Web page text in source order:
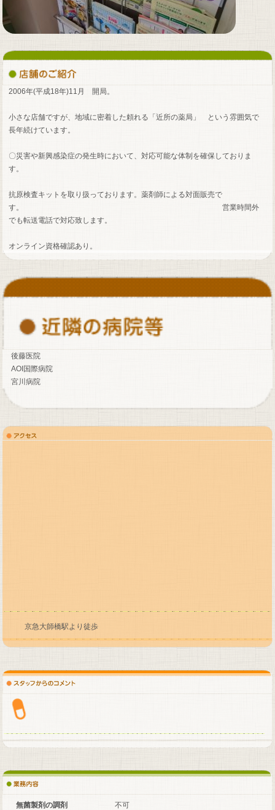
2006年(平成18年)11月 開局。
小さな店舗ですが、地域に密着した頼れる「近所の薬局」 という雰囲気で
長年続けています。
〇災害や新興感染症の発生時において、対応可能な体制を確保しておりま
す。
抗原検査キットを取り扱っております。薬剤師による対面販売で
す。 営業時間外
でも転送電話で対応致します。
オンライン資格確認あり。
後藤医院
AOI国際病院
宮川病院
京急大師橋駅より徒歩
無菌製剤の調剤 不可